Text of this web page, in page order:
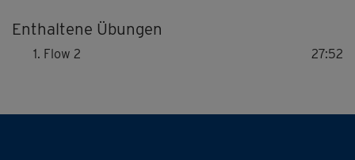
Hinweis: Co-Presenterin Becky zeigt dir für manche
Enthaltene Übungen
Flow 2 27:52